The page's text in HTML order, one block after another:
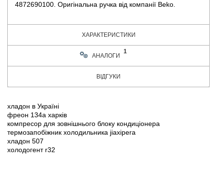
4872690100. Оригінальна ручка від компанії Beko.
ХАРАКТЕРИСТИКИ
АНАЛОГИ
1
ВІДГУКИ
хладон в Україні
фреон 134а харків
компресор для зовнішнього блоку кондиціонера
термозапобіжник холодильника jiaxipera
хладон 507
холодогент r32